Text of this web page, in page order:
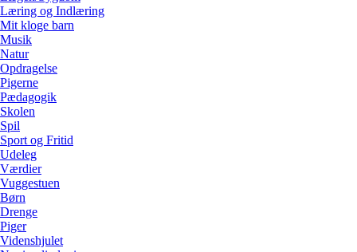
Læring og Indlæring
Mit kloge barn
Musik
Natur
Opdragelse
Pigerne
Pædagogik
Skolen
Spil
Sport og Fritid
Udeleg
Værdier
Vuggestuen
Børn
Drenge
Piger
Videnshjulet